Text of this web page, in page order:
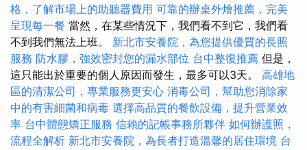
格，了解市場上的助聽器費用 可靠的辦桌外燴推薦，完美
呈現每一餐 當然，在某些情況下，我們看不到它，我們看
不到我們無法上班。 新北市安養院，為您提供優質的長照
服務 防水膠，強效密封您的漏水部位 台中整復推薦 但是，
這只能出於重要的個人原因而發生，最多可以3天。 高雄地
區的清潔公司，專業服務更安心 消毒公司，幫助您消除家
中的有害細菌和病毒 選擇高品質的餐飲設備，提升營業效
率 台中體態矯正服務 信賴的記帳事務所夥伴 如何辦護照，
流程全解析 新北市安養院，為長者打造溫馨的居住環境 台